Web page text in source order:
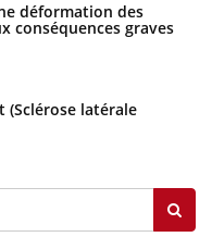
déformation des
conséquences graves
(Sclérose latérale